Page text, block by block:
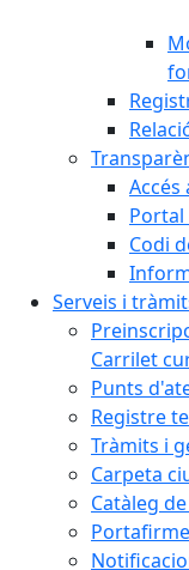
Portal
Codi
Serveis i
Carrilet
Punts
Registre
Tràmits i
Carpeta
Catàleg